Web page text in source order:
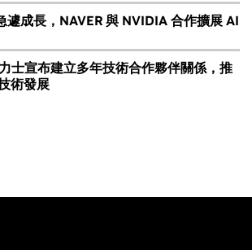
遽成長，NAVER 與 NVIDIA 合作擴展 AI
士宣布建立多年技術合作夥伴關係，推
術發展